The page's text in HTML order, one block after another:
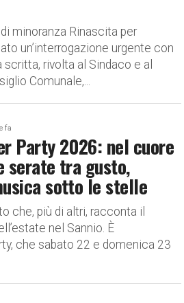
di minoranza Rinascita per
un’interrogazione urgente con
rivolta al Sindaco e al
Comunale,...
fa
Party 2026: nel cuore
serate tra gusto,
sotto le stelle
che, più di altri, racconta il
nel Sannio. È
che sabato 22 e domenica 23